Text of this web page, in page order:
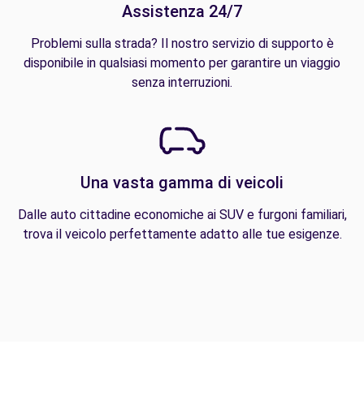
Assistenza 24/7
Problemi sulla strada? Il nostro servizio di supporto è
disponibile in qualsiasi momento per garantire un viaggio
senza interruzioni.
Una vasta gamma di veicoli
Dalle auto cittadine economiche ai SUV e furgoni familiari,
trova il veicolo perfettamente adatto alle tue esigenze.